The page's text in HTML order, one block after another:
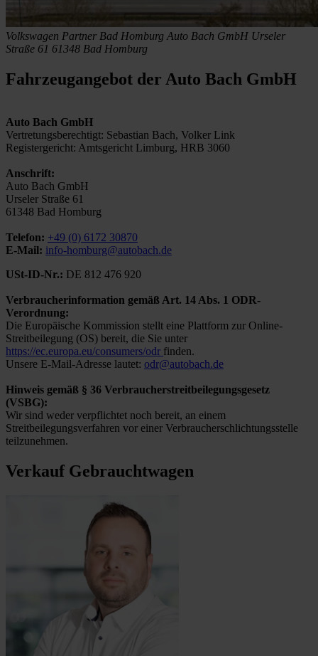
Volkswagen Partner Bad Homburg Auto Bach GmbH Urseler
Straße 61 61348 Bad Homburg
Fahrzeugangebot der Auto Bach GmbH
Auto Bach GmbH
Vertretungsberechtigt: Sebastian Bach, Volker Link
Registergericht: Amtsgericht Limburg, HRB 3060
Anschrift:
Auto Bach GmbH
Urseler Straße 61
61348 Bad Homburg
Telefon: +49 (0) 6172 30870
E-Mail: info-homburg@autobach.de
USt-ID-Nr.: DE 812 476 920
Verbraucherinformation gemäß Art. 14 Abs. 1 ODR-
Verordnung:
Die Europäische Kommission stellt eine Plattform zur Online-
Streitbeilegung (OS) bereit, die Sie unter
https://ec.europa.eu/consumers/odr finden.
Unsere E-Mail-Adresse lautet: odr@autobach.de
Hinweis gemäß § 36 Verbraucherstreitbeilegungsgesetz
(VSBG):
Wir sind weder verpflichtet noch bereit, an einem
Streitbeilegungsverfahren vor einer Verbraucherschlichtungsstelle
teilzunehmen.
Verkauf Gebrauchtwagen